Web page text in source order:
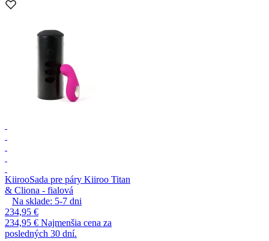
KiirooSada pre páry Kiiroo Titan
& Cliona - fialová
Na sklade: 5-7 dni
234,95 €
234,95 € Najmenšia cena za
posledných 30 dní.